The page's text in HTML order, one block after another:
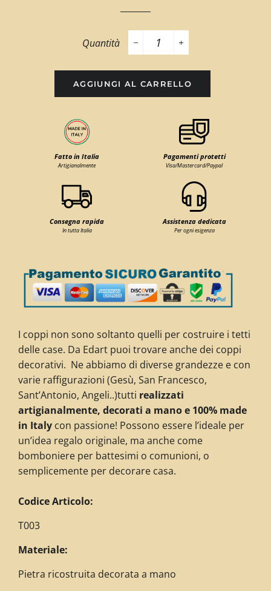
Quantità
−
+
AGGIUNGI AL CARRELLO
Fatto in Italia
Artigianalmente
Pagamenti protetti
Visa/Mastercard/Paypal
Consegna rapida
In tutta Italia
Assistenza dedicata
Per ogni esigenza
I coppi non sono soltanto quelli per costruire i tetti
delle case. Da Edart puoi trovare anche dei coppi
decorativi. Ne abbiamo di diverse grandezze e con
varie raffigurazioni (Gesù, San Francesco,
Sant’Antonio, Angeli..)tutti realizzati
artigianalmente, decorati a mano e 100% made
in Italy con passione! Possono essere l’ideale per
un’idea regalo originale, ma anche come
bomboniere per battesimi o comunioni, o
semplicemente per decorare casa.
Codice Articolo:
T003
Materiale:
Pietra ricostruita decorata a mano